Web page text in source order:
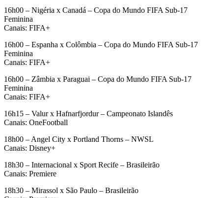
16h00 – Nigéria x Canadá – Copa do Mundo FIFA Sub-17
Feminina
Canais: FIFA+
16h00 – Espanha x Colômbia – Copa do Mundo FIFA Sub-17
Feminina
Canais: FIFA+
16h00 – Zâmbia x Paraguai – Copa do Mundo FIFA Sub-17
Feminina
Canais: FIFA+
16h15 – Valur x Hafnarfjordur – Campeonato Islandês
Canais: OneFootball
18h00 – Angel City x Portland Thorns – NWSL
Canais: Disney+
18h30 – Internacional x Sport Recife – Brasileirão
Canais: Premiere
18h30 – Mirassol x São Paulo – Brasileirão